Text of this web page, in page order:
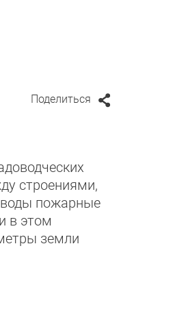
Поделиться
строениями,
пожарные
в этом
земли